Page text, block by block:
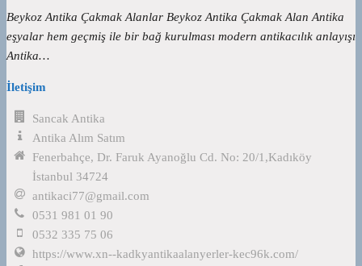
Beykoz Antika Çakmak Alanlar Beykoz Antika Çakmak Alan Antika
eşyalar hem geçmiş ile bir bağ kurulması modern antikacılık anlayışı
Antika…
İletişim
Sancak Antika
Antika Alım Satım
Fenerbahçe, Dr. Faruk Ayanoğlu Cd. No: 20/1,Kadıköy
İstanbul 34724
antikaci77@gmail.com
0531 981 01 90
0532 335 75 06
https://www.xn--kadkyantikaalanyerler-kec96k.com/